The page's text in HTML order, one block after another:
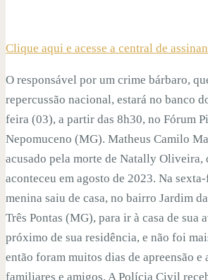
Clique aqui e acesse a central de assinan
O responsável por um crime bárbaro,
repercussão nacional, estará no banco
feira (03), a partir das 8h30, no Fórum
Nepomuceno (MG). Matheus Camilo
acusado pela morte de Natally Oliveira,
aconteceu em agosto de 2023. Na
menina saiu de casa, no bairro Jardim
Três Pontas (MG), para ir à casa de sua
próximo de sua residência, e não foi
então foram muitos dias de apreensão e
familiares e amigos. A Polícia Civil